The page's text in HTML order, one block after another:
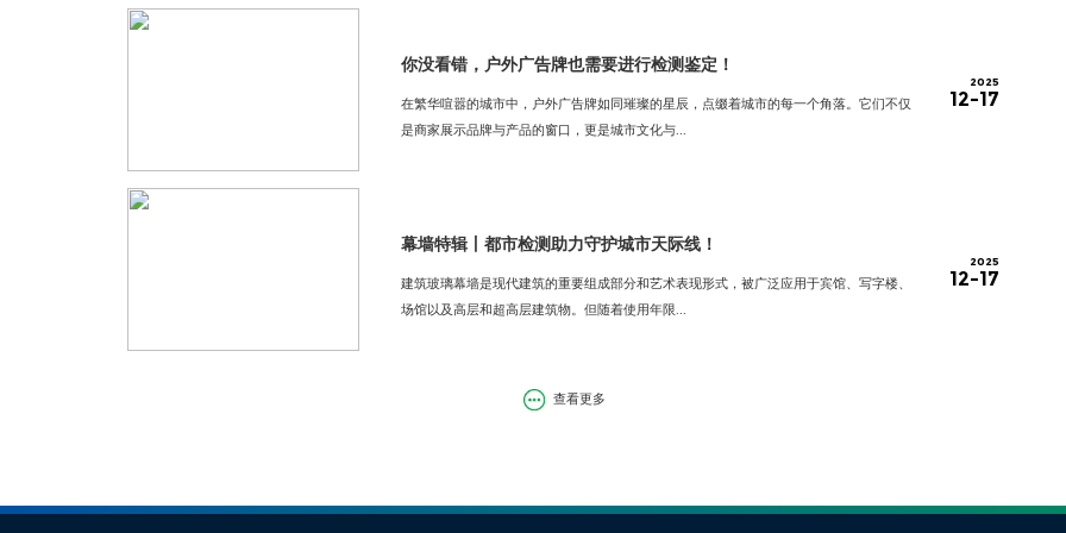
你没看错，户外广告牌也需要进行检测鉴定！
在繁华喧嚣的城市中，户外广告牌如同璀璨的星辰，点缀着城市的每一个角落。它们不仅
是商家展示品牌与产品的窗口，更是城市文化与...
2025
12-17
幕墙特辑丨都市检测助力守护城市天际线！
建筑玻璃幕墙是现代建筑的重要组成部分和艺术表现形式，被广泛应用于宾馆、写字楼、
场馆以及高层和超高层建筑物。但随着使用年限...
2025
12-17
查看更多